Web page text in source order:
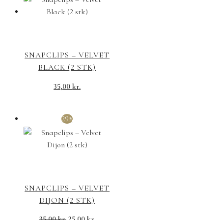
var:
35,00 kr..
er:
SNAPCLIPS – VELVET
BLACK (2 STK)
35,00kr.
29%
SNAPCLIPS – VELVET
DIJON (2 STK)